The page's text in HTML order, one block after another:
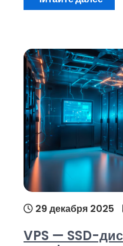
29 декабря 2025
VPS — SSD-